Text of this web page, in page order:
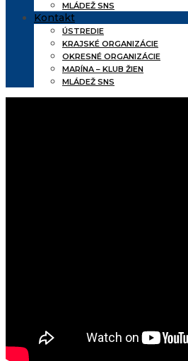
MLÁDEŽ SNS
Kontakt
ÚSTREDIE
KRAJSKÉ ORGANIZÁCIE
OKRESNÉ ORGANIZÁCIE
MARÍNA – KLUB ŽIEN
MLÁDEŽ SNS